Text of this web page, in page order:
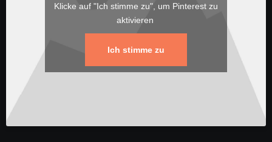
Klicke auf "Ich stimme zu", um Pinterest zu
aktivieren
Ich stimme zu